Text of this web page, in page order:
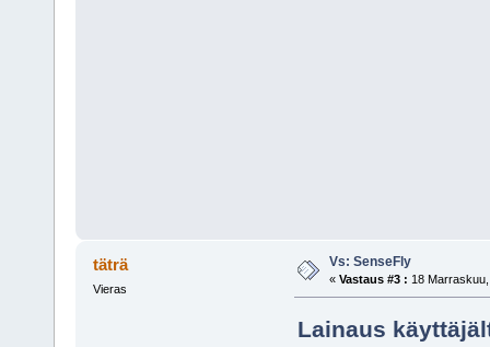
täträ
Vieras
Vs: SenseFly
« Vastaus #3 : 18
Lainaus